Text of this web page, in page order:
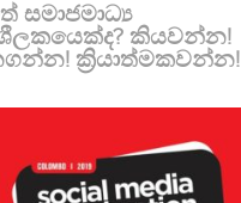
සමාජමාධ්‍ය
කියවන්න!
ක්‍රියාත්මකවන්න!